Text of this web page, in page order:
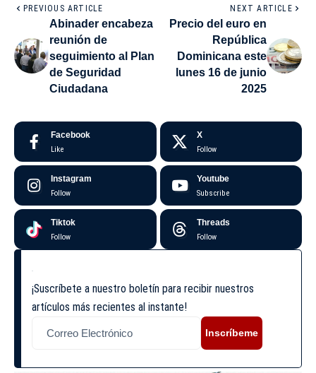
PREVIOUS ARTICLE
Abinader encabeza
reunión de
seguimiento al Plan
de Seguridad
Ciudadana
NEXT ARTICLE
Precio del euro en
República
Dominicana este
lunes 16 de junio
2025
Facebook
Like
X
Follow
Instagram
Follow
Youtube
Subscribe
Tiktok
Follow
Threads
Follow
¡Suscríbete a nuestro boletín para recibir nuestros
artículos más recientes al instante!
Inscríbeme